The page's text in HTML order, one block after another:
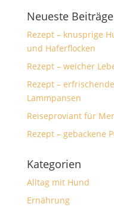
Neueste Beiträge
Rezept – knusprige
und Haferflocken
Rezept – weicher
Rezept –
Lammpansen
Reiseproviant für
Rezept – gebackene
Kategorien
Alltag mit Hund
Ernährung